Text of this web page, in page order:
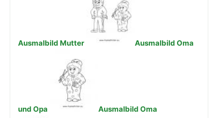
Ausmalbild Mutter Ausmalbild Oma
und Opa Ausmalbild Oma